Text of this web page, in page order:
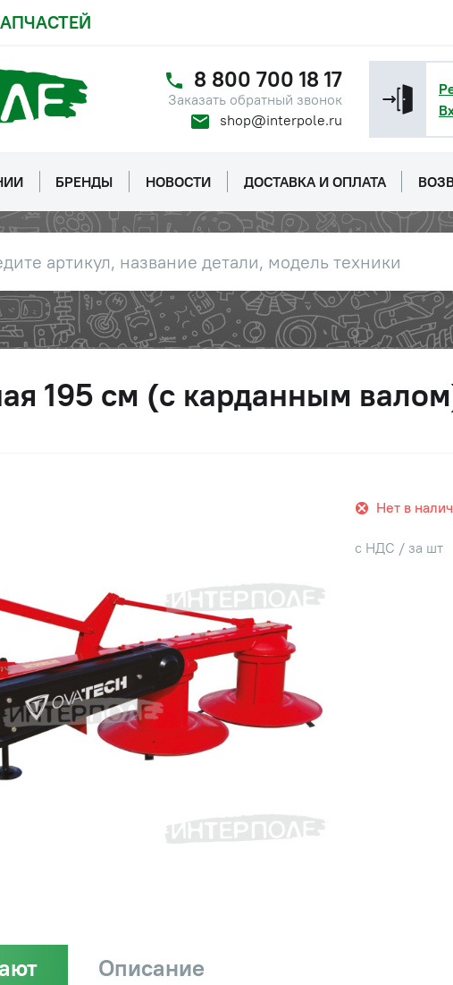
8 800 700 18 17
Заказать обратный звонок
shop@interpole.ru
БРЕНДЫ НОВОСТИ ДОСТАВКА И ОПЛАТА
195 см (с карданным
Нет в
с НДС / за шт
Описание